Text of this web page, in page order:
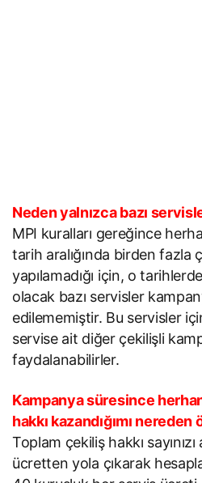
Neden yalnızca bazı
MPI kuralları gereğince
tarih aralığında birden fazla
yapılamadığı için, o
olacak bazı servisler
edilememiştir. Bu servisler
servise ait diğer çekilişli
faydalanabilirler.
Kampanya süresince
hakkı kazandığımı
Toplam çekiliş hakkı sayınızı
ücretten yola çıkarak